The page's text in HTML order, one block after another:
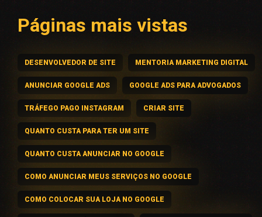
Páginas mais vistas
DESENVOLVEDOR DE SITE MENTORIA MARKETING DIGITAL
ANUNCIAR GOOGLE ADS GOOGLE ADS PARA ADVOGADOS
TRÁFEGO PAGO INSTAGRAM CRIAR SITE
QUANTO CUSTA PARA TER UM SITE
QUANTO CUSTA ANUNCIAR NO GOOGLE
COMO ANUNCIAR MEUS SERVIÇOS NO GOOGLE
COMO COLOCAR SUA LOJA NO GOOGLE